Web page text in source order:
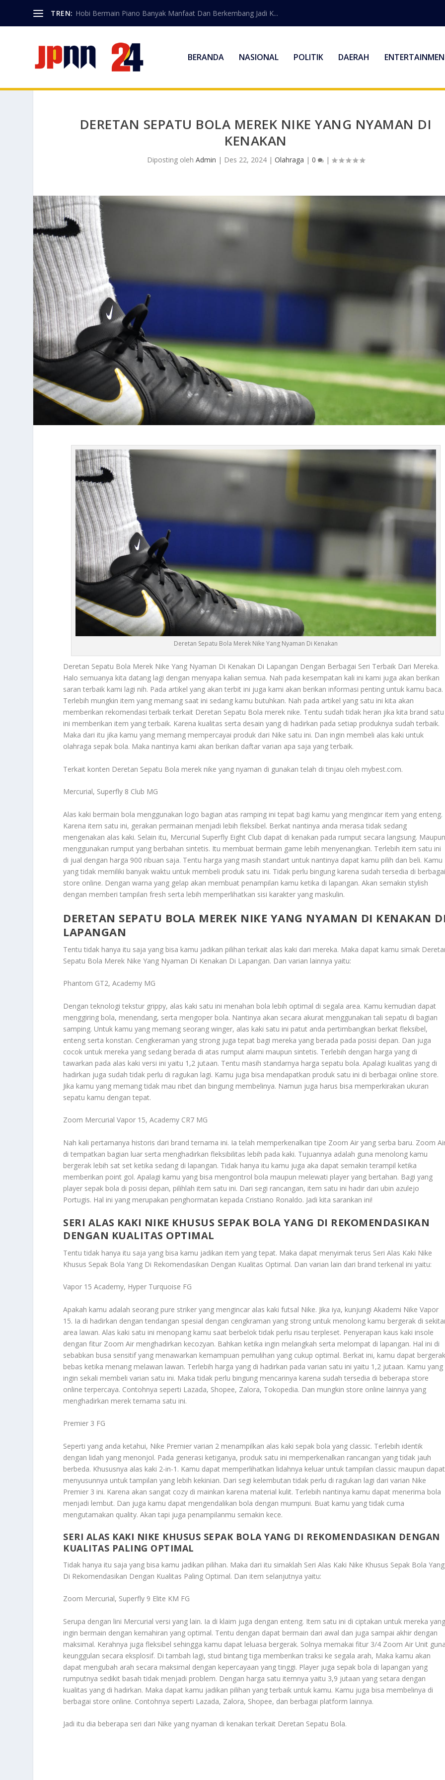
TREN: Hobi Bermain Piano Banyak Manfaat Dan Berkembang Jadi K...
BERANDA NASIONAL POLITIK DAERAH
DERETAN SEPATU BOLA MEREK NIKE YANG NYAMAN DI
KENAKAN
Diposting oleh Admin | Des 22, 2024| Olahraga | 0 |
Deretan Sepatu Bola Merek Nike Yang Nyaman Di Kenakan
Deretan Sepatu Bola Merek Nike Yang Nyaman Di Kenakan Di Lapangan Dengan Berbagai Seri Terbaik Dari Mereka.
Halo semuanya kita datang lagi dengan menyapa kalian semua. Nah pada kesempatan kali ini kami juga akan berikan
saran terbaik kami lagi nih. Pada artikel yang akan terbit ini juga kami akan berikan informasi penting untuk kamu baca.
Terlebih mungkin item yang memang saat ini sedang kamu butuhkan. Nah pada artikel yang satu ini kita akan
memberikan rekomendasi terbaik terkait Deretan Sepatu Bola merek nike. Tentu sudah tidak heran jika kita brand satu
ini memberikan item yang terbaik. Karena kualitas serta desain yang di hadirkan pada setiap produknya sudah terbaik.
Maka dari itu jika kamu yang memang mempercayai produk dari Nike satu ini. Dan ingin membeli alas kaki untuk
olahraga sepak bola. Maka nantinya kami akan berikan daftar varian apa saja yang terbaik.
Terkait konten Deretan Sepatu Bola merek nike yang nyaman di gunakan telah di tinjau oleh mybest.com.
Mercurial, Superfly 8 Club MG
Alas kaki bermain bola menggunakan logo bagian atas ramping ini tepat bagi kamu yang mengincar item yang enteng.
Karena item satu ini, gerakan permainan menjadi lebih fleksibel. Berkat nantinya anda merasa tidak sedang
mengenakan alas kaki. Selain itu, Mercurial Superfly Eight Club dapat di kenakan pada rumput secara langsung.
menggunakan rumput yang berbahan sintetis. Itu membuat bermain game lebih menyenangkan. Terlebih item satu ini
di jual dengan harga 900 ribuan saja. Tentu harga yang masih standart untuk nantinya dapat kamu pilih dan beli. Kamu
yang tidak memiliki banyak waktu untuk membeli produk satu ini. Tidak perlu bingung karena sudah tersedia di
store online. Dengan warna yang gelap akan membuat penampilan kamu ketika di lapangan. Akan semakin stylish
dengan memberi tampilan fresh serta lebih memperlihatkan sisi karakter yang maskulin.
DERETAN SEPATU BOLA MEREK NIKE YANG NYAMAN DI KENAKAN
LAPANGAN
Tentu tidak hanya itu saja yang bisa kamu jadikan pilihan terkait alas kaki dari mereka. Maka dapat kamu simak
Sepatu Bola Merek Nike Yang Nyaman Di Kenakan Di Lapangan. Dan varian lainnya yaitu:
Phantom GT2, Academy MG
Dengan teknologi tekstur grippy, alas kaki satu ini menahan bola lebih optimal di segala area. Kamu kemudian dapat
menggiring bola, menendang, serta mengoper bola. Nantinya akan secara akurat menggunakan tali sepatu di bagian
samping. Untuk kamu yang memang seorang winger, alas kaki satu ini patut anda pertimbangkan berkat fleksibel,
enteng serta konstan. Cengkeraman yang strong juga tepat bagi mereka yang berada pada posisi depan. Dan juga
cocok untuk mereka yang sedang berada di atas rumput alami maupun sintetis. Terlebih dengan harga yang di
tawarkan pada alas kaki versi ini yaitu 1,2 jutaan. Tentu masih standarnya harga sepatu bola. Apalagi kualitas yang di
hadirkan juga sudah tidak perlu di ragukan lagi. Kamu juga bisa mendapatkan produk satu ini di berbagai online store.
Jika kamu yang memang tidak mau ribet dan bingung membelinya. Namun juga harus bisa memperkirakan ukuran
sepatu kamu dengan tepat.
Zoom Mercurial Vapor 15, Academy CR7 MG
Nah kali pertamanya historis dari brand ternama ini. Ia telah memperkenalkan tipe Zoom Air yang serba baru. Zoom
di tempatkan bagian luar serta menghadirkan fleksibilitas lebih pada kaki. Tujuannya adalah guna menolong kamu
bergerak lebih sat set ketika sedang di lapangan. Tidak hanya itu kamu juga aka dapat semakin terampil ketika
memberikan point gol. Apalagi kamu yang bisa mengontrol bola maupun melewati player yang bertahan. Bagi yang
player sepak bola di posisi depan, pilihlah item satu ini. Dari segi rancangan, item satu ini hadir dari ubin azulejo
Portugis. Hal ini yang merupakan penghormatan kepada Cristiano Ronaldo. Jadi kita sarankan ini!
SERI ALAS KAKI NIKE KHUSUS SEPAK BOLA YANG DI REKOMENDASIKAN
DENGAN KUALITAS OPTIMAL
Tentu tidak hanya itu saja yang bisa kamu jadikan item yang tepat. Maka dapat menyimak terus Seri Alas Kaki Nike
Khusus Sepak Bola Yang Di Rekomendasikan Dengan Kualitas Optimal. Dan varian lain dari brand terkenal ini yaitu:
Vapor 15 Academy, Hyper Turquoise FG
Apakah kamu adalah seorang pure striker yang mengincar alas kaki futsal Nike. Jika iya, kunjungi Akademi Nike Vapor
15. Ia di hadirkan dengan tendangan spesial dengan cengkraman yang strong untuk menolong kamu bergerak di
area lawan. Alas kaki satu ini menopang kamu saat berbelok tidak perlu risau terpleset. Penyerapan kaus kaki insole
dengan fitur Zoom Air menghadirkan kecozyan. Bahkan ketika ingin melangkah serta melompat di lapangan. Hal ini di
sebabkan busa sensitif yang menawarkan kemampuan pemulihan yang cukup optimal. Berkat ini, kamu dapat
bebas ketika menang melawan lawan. Terlebih harga yang di hadirkan pada varian satu ini yaitu 1,2 jutaan. Kamu yang
ingin sekali membeli varian satu ini. Maka tidak perlu bingung mencarinya karena sudah tersedia di beberapa store
online terpercaya. Contohnya seperti Lazada, Shopee, Zalora, Tokopedia. Dan mungkin store online lainnya yang
menghadirkan merek ternama satu ini.
Premier 3 FG
Seperti yang anda ketahui, Nike Premier varian 2 menampilkan alas kaki sepak bola yang classic. Terlebih identik
dengan lidah yang menonjol. Pada generasi ketiganya, produk satu ini memperkenalkan rancangan yang tidak jauh
berbeda. Khususnya alas kaki 2-in-1. Kamu dapat memperlihatkan lidahnya keluar untuk tampilan classic maupun dapat
menyusunnya untuk tampilan yang lebih kekinian. Dari segi kelembutan tidak perlu di ragukan lagi dari varian Nike
Premier 3 ini. Karena akan sangat cozy di mainkan karena material kulit. Terlebih nantinya kamu dapat menerima bola
menjadi lembut. Dan juga kamu dapat mengendalikan bola dengan mumpuni. Buat kamu yang tidak cuma
mengutamakan quality. Akan tapi juga penampilanmu semakin kece.
SERI ALAS KAKI NIKE KHUSUS SEPAK BOLA YANG DI REKOMENDASIKAN DENGAN
KUALITAS PALING OPTIMAL
Tidak hanya itu saja yang bisa kamu jadikan pilihan. Maka dari itu simaklah Seri Alas Kaki Nike Khusus Sepak Bola Yang
Di Rekomendasikan Dengan Kualitas Paling Optimal. Dan item selanjutnya yaitu:
Zoom Mercurial, Superfly 9 Elite KM FG
Serupa dengan lini Mercurial versi yang lain. Ia di klaim juga dengan enteng. Item satu ini di ciptakan untuk mereka
ingin bermain dengan kemahiran yang optimal. Tentu dengan dapat bermain dari awal dan juga sampai akhir dengan
maksimal. Kerahnya juga fleksibel sehingga kamu dapat leluasa bergerak. Solnya memakai fitur 3/4 Zoom Air Unit
keunggulan secara eksplosif. Di tambah lagi, stud bintang tiga memberikan traksi ke segala arah, Maka kamu akan
dapat mengubah arah secara maksimal dengan kepercayaan yang tinggi. Player juga sepak bola di lapangan yang
rumputnya sedikit basah tidak menjadi problem. Dengan harga satu itemnya yaitu 3,9 jutaan yang setara dengan
kualitas yang di hadirkan. Maka dapat kamu jadikan pilihan yang terbaik untuk kamu. Kamu juga bisa membelinya di
berbagai store online. Contohnya seperti Lazada, Zalora, Shopee, dan berbagai platform lainnya.
Jadi itu dia beberapa seri dari Nike yang nyaman di kenakan terkait Deretan Sepatu Bola.